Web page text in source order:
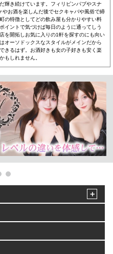
輝き続けています。フィリピンパブやスナ
お酒を楽しんだ後でセクキャバや風俗で締
の特徴としてどの飲み屋も分かりやすい料
イントで気づけば毎日のように通ってしう
を開拓しお気に入りの1軒を探すのにも向い
オーソドックスなスタイルがメインだから
きるはず。お酒好きも女の子好きも安く楽
もしれません。